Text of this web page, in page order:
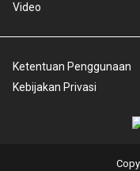
Video
Ketentuan Penggunaan
Kebijakan Privasi